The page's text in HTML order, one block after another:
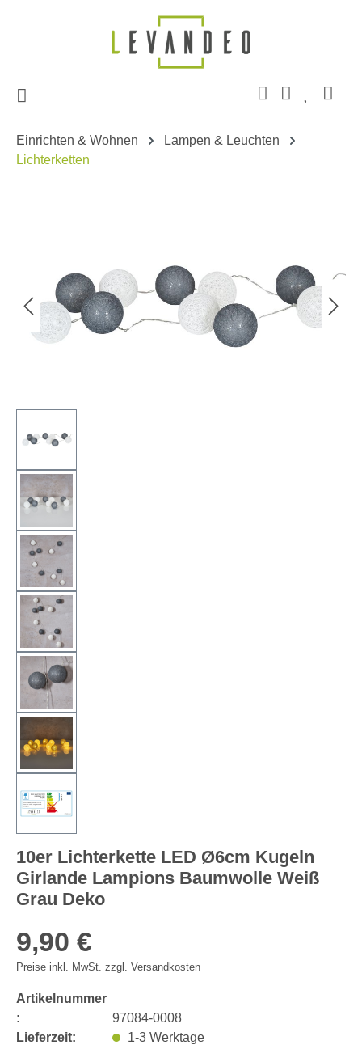
Zum Hauptinhalt springen
Einrichten & Wohnen
Lampen & Leuchten
Lichterketten
10er Lichterkette LED Ø6cm Kugeln
Girlande Lampions Baumwolle Weiß
Grau Deko
9,90 €
Preise inkl. MwSt. zzgl. Versandkosten
Artikelnummer
:
97084-0008
Lieferzeit:
1-3 Werktage